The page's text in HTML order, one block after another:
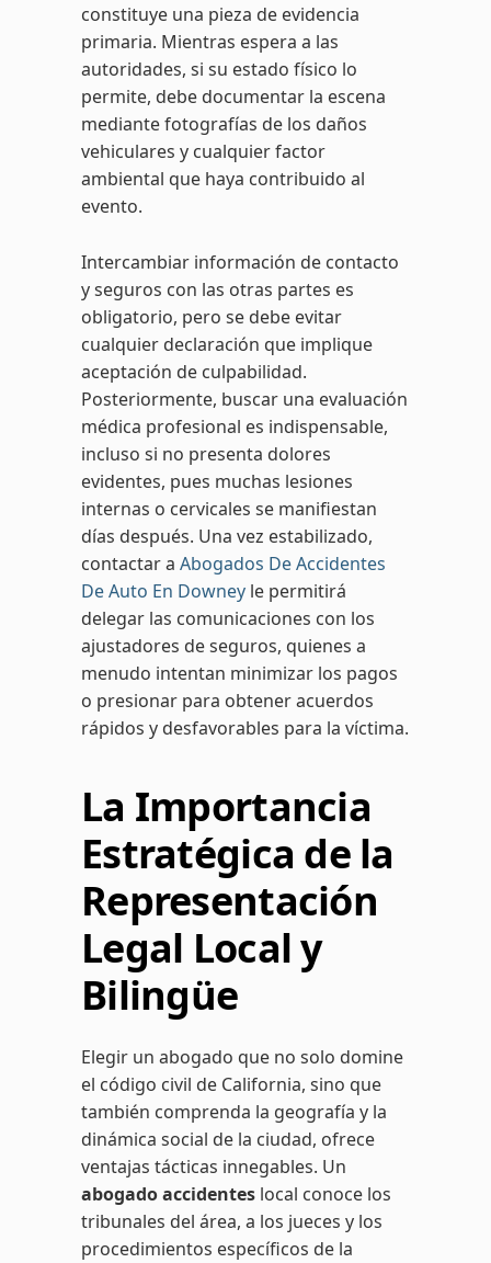
constituye una pieza de evidencia
primaria. Mientras espera a las
autoridades, si su estado físico lo
permite, debe documentar la escena
mediante fotografías de los daños
vehiculares y cualquier factor
ambiental que haya contribuido al
evento.
Intercambiar información de contacto
y seguros con las otras partes es
obligatorio, pero se debe evitar
cualquier declaración que implique
aceptación de culpabilidad.
Posteriormente, buscar una evaluación
médica profesional es indispensable,
incluso si no presenta dolores
evidentes, pues muchas lesiones
internas o cervicales se manifiestan
días después. Una vez estabilizado,
contactar a Abogados De Accidentes
De Auto En Downey le permitirá
delegar las comunicaciones con los
ajustadores de seguros, quienes a
menudo intentan minimizar los pagos
o presionar para obtener acuerdos
rápidos y desfavorables para la víctima.
La Importancia
Estratégica de la
Representación
Legal Local y
Bilingüe
Elegir un abogado que no solo domine
el código civil de California, sino que
también comprenda la geografía y la
dinámica social de la ciudad, ofrece
ventajas tácticas innegables. Un
abogado accidentes local conoce los
tribunales del área, a los jueces y los
procedimientos específicos de la